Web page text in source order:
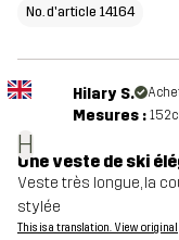
No. d'article 14164
H
Hilary S.
Mesures :
Une veste de ski
Veste très longue, la
stylée
This is a translation. View original